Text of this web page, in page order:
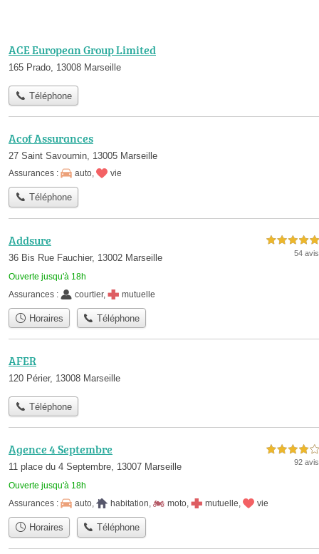
ACE European Group Limited
165 Prado, 13008 Marseille
Téléphone
Acof Assurances
27 Saint Savournin, 13005 Marseille
Assurances : auto, vie
Téléphone
Addsure
36 Bis Rue Fauchier, 13002 Marseille
Ouverte jusqu'à 18h
5,0 étoiles sur 5
54 avis
Assurances : courtier, mutuelle
Horaires Téléphone
AFER
120 Périer, 13008 Marseille
Téléphone
Agence 4 Septembre
11 place du 4 Septembre, 13007 Marseille
Ouverte jusqu'à 18h
4,0 étoiles sur 5
92 avis
Assurances : auto, habitation, moto, mutuelle, vie
Horaires Téléphone